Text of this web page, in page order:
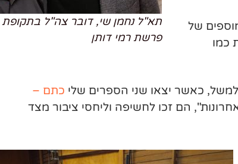
תא"ל נחמן שי, דובר צה"ל בתקופת
פרשת רמי דותן
של
כמו
למשל, כאשר יצאו שני הספרים שלי כתם –
אחרונות", הם זכו לחשיפה וליחסי ציבור מצד